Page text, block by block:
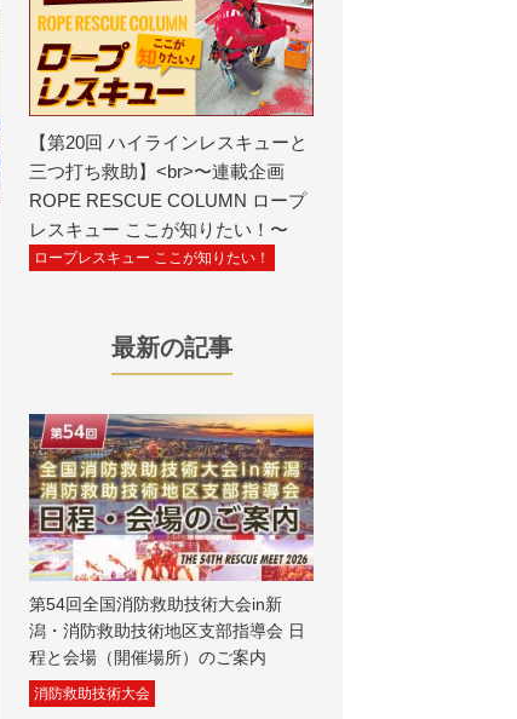
【第20回 ハイラインレスキューと
三つ打ち救助】<br>〜連載企画
ROPE RESCUE COLUMN ロープ
レスキュー ここが知りたい！〜
ロープレスキュー ここが知りたい！
最新の記事
第54回全国消防救助技術大会in新
潟・消防救助技術地区支部指導会 日
程と会場（開催場所）のご案内
消防救助技術大会